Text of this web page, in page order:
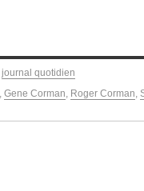
journal quotidien
Gene Corman Roger Corman